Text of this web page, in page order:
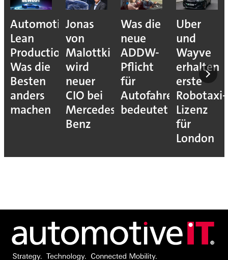
Automotive
Lean
Production:
Was die
Besten
anders
machen
Jonas
von
Malottki
wird
neuer
CIO bei
Mercedes-
Benz
Was die
neue
ADDW-
Pflicht
für
Autofahrer
bedeutet
Uber
und
Wayve
erhalten
erste
Robotaxi-
Lizenz
für
London